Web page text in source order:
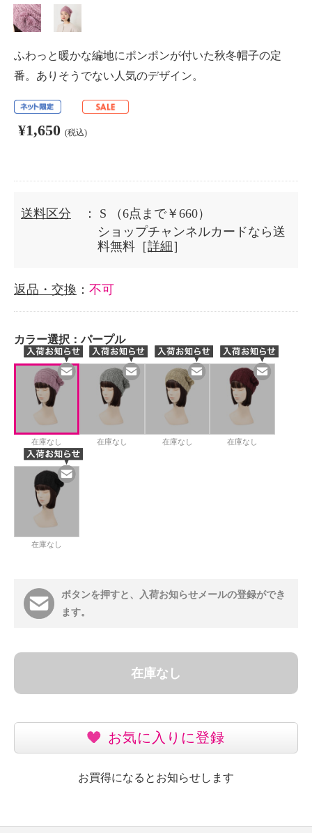
ふわっと暖かな編地にポンポンが付いた秋冬帽子の定
番。ありそうでない人気のデザイン。
¥1,650 (税込)
送料区分 ： S
（6点まで￥660）
ショップチャンネルカードなら送
料無料［詳細 ］
返品・交換 ： 不可
カラー選択：パープル
在庫なし 在庫なし 在庫なし 在庫なし
在庫なし
ボタンを押すと、入荷お知らせメールの登録ができ
ます。
在庫なし
お気に入りに登録
お買得になるとお知らせします